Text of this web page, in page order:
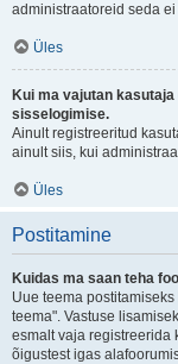
administraatoreid seda
Üles
Kui ma vajutan
sisselogimise.
Ainult registreeritud
ainult siis, kui
Üles
Postitamine
Kuidas ma saan teha
Uue teema
teema". Vastuse
esmalt vaja registreerida
õigustest igas